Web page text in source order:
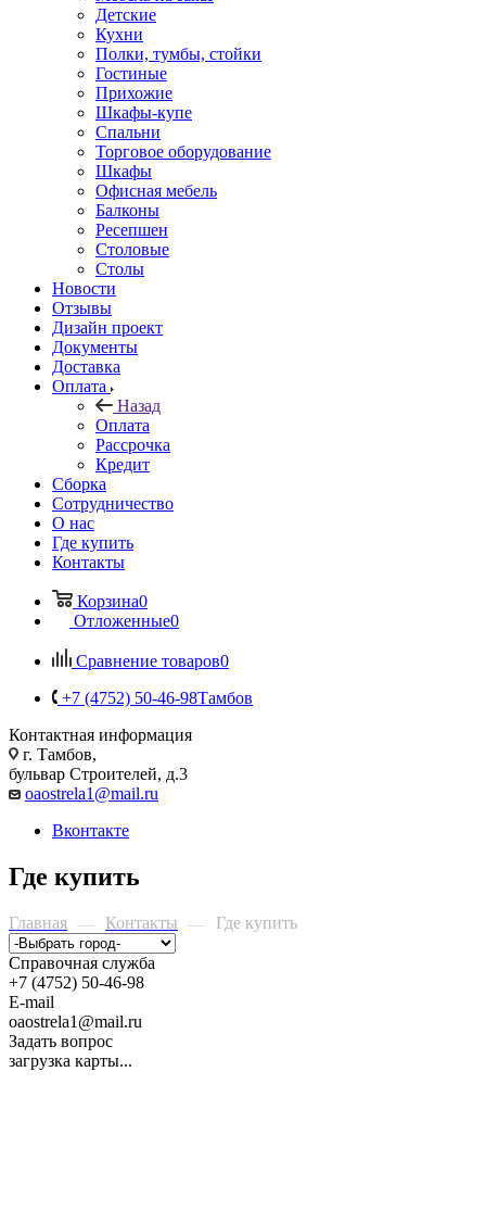
Детские
Кухни
Полки, тумбы, стойки
Гостиные
Прихожие
Шкафы-купе
Спальни
Торговое оборудование
Шкафы
Офисная мебель
Балконы
Ресепшен
Столовые
Столы
Новости
Отзывы
Дизайн проект
Документы
Доставка
Оплата
Назад
Оплата
Рассрочка
Кредит
Сборка
Сотрудничество
О нас
Где купить
Контакты
Корзина0
Отложенные0
Сравнение товаров0
+7 (4752) 50-46-98Тамбов
Контактная информация
г. Тамбов,
бульвар Строителей, д.3
oaostrela1@mail.ru
Вконтакте
Где купить
Главная — Контакты — Где купить
Справочная служба
+7 (4752) 50-46-98
E-mail
oaostrela1@mail.ru
Задать вопрос
загрузка карты...